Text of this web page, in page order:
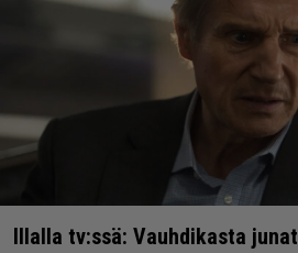
Illalla tv:ssä: Vauhdikasta